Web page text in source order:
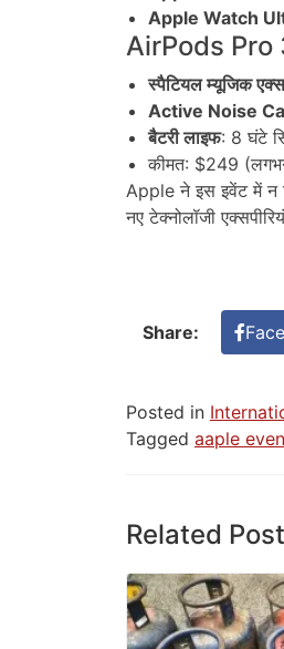
Apple Watch
AirPods Pro
स्पैटियल म्यूजिक
Active Noise
बैटरी लाइफ: 8 घंटे
कीमत: $249
Apple ने इस इवेंट में न
नए टेक्नोलॉजी
Share:
Posted in
Tagged aaple
Related